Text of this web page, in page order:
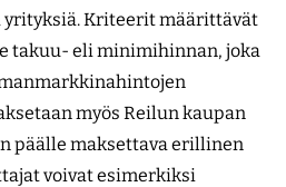
Kriteerit määrittävät
takuu- eli minimihinnan, joka
myös Reilun kaupan
päälle maksettava erillinen
voivat esimerkiksi